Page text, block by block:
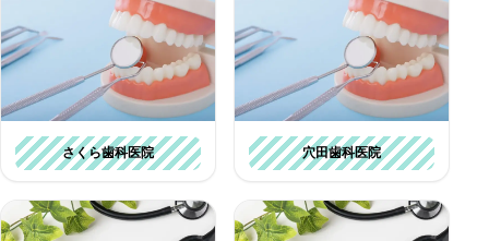
さくら歯科医院 穴田歯科医院